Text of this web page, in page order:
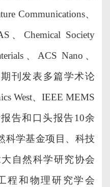
Communications、
、Chemical Society
、ACS Nano、
期刊发表多篇学术论
West、IEEE MEMS
告和口头报告10余
科学基金项目、科技
自然科学研究协会
程和物理研究学会